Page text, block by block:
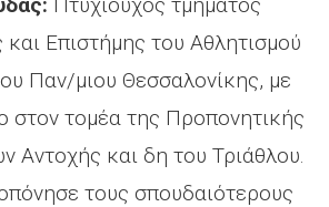
Επιστήμης του Αθλητισμού
Παν/μιου Θεσσαλονίκης, με
στον τομέα της Προπονητικής
Αντοχής και δη του Τριάθλου.
τους σπουδαιότερους